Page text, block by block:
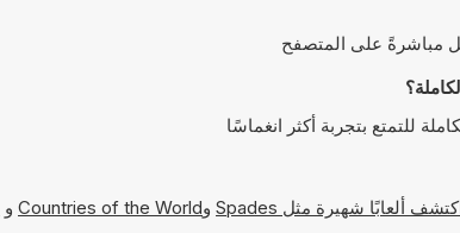
Spades وCountries of the World و